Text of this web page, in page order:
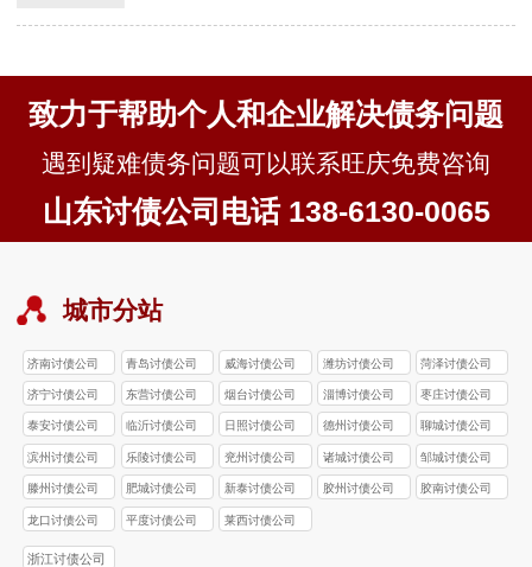
致力于帮助个人和企业解决债务问题
遇到疑难债务问题可以联系旺庆免费咨询
山东讨债公司电话 138-6130-0065
城市分站
济南讨债公司 青岛讨债公司 威海讨债公司 潍坊讨债公司 菏泽讨债公司
济宁讨债公司 东营讨债公司 烟台讨债公司 淄博讨债公司 枣庄讨债公司
泰安讨债公司 临沂讨债公司 日照讨债公司 德州讨债公司 聊城讨债公司
滨州讨债公司 乐陵讨债公司 兖州讨债公司 诸城讨债公司 邹城讨债公司
滕州讨债公司 肥城讨债公司 新泰讨债公司 胶州讨债公司 胶南讨债公司
龙口讨债公司 平度讨债公司 莱西讨债公司
浙江讨债公司